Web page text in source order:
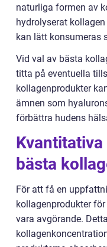
naturliga formen av
hydrolyserat
kan lätt konsumeras
Vid val av bästa
titta på eventuella
kollagenprodukter
ämnen som
förbättra hudens
bästa
För att få en
kollagenprodukter
vara avgörande.